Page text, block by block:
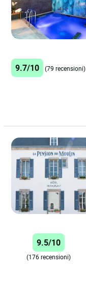
9.7/10 (79 recensioni)
9.5/10
(176 recensioni)